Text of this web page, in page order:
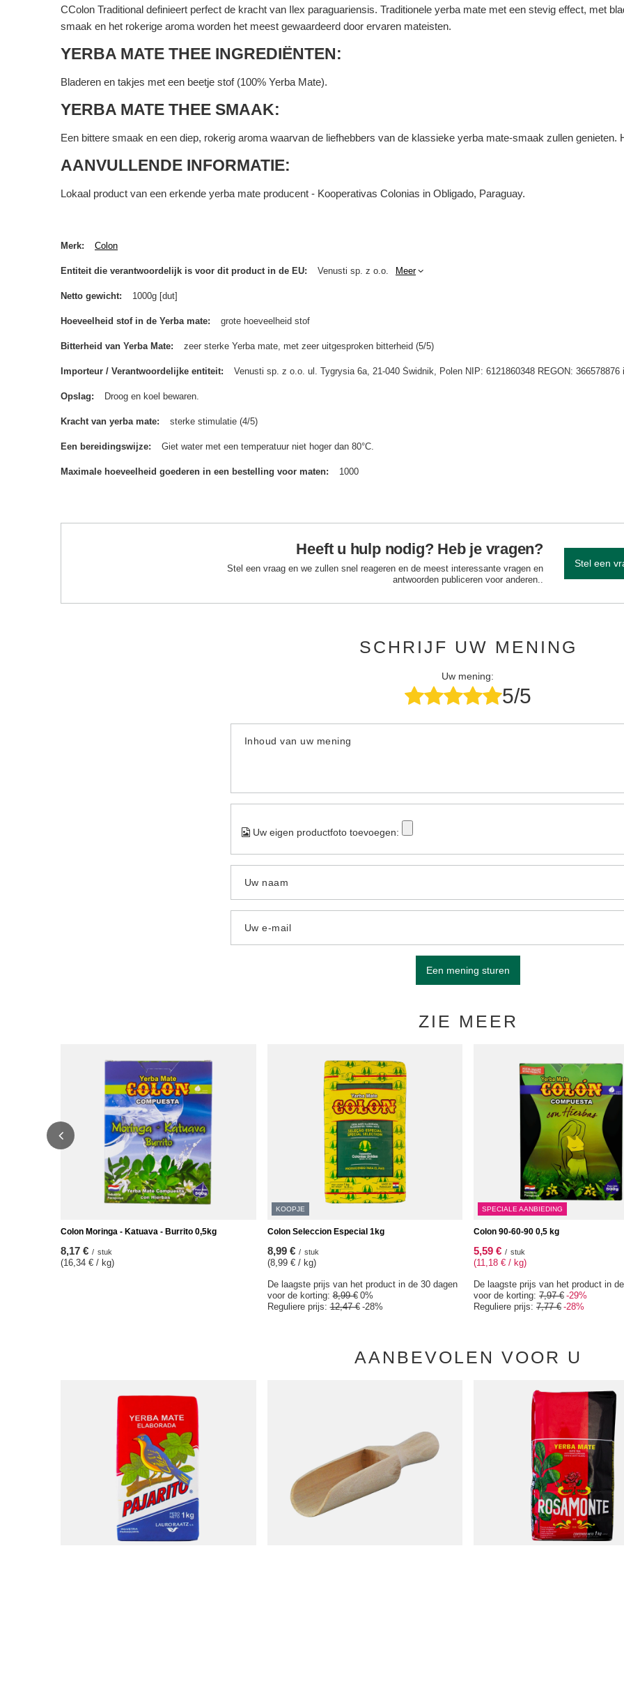
CColon Traditional definieert perfect de kracht van Ilex paraguariensis. Traditionele yerba mate met een stevig effect, met
smaak en het rokerige aroma worden het meest gewaardeerd door ervaren mateisten.
YERBA MATE THEE INGREDIËNTEN:
Bladeren en takjes met een beetje stof (100% Yerba Mate).
YERBA MATE THEE SMAAK:
Een bittere smaak en een diep, rokerig aroma waarvan de liefhebbers van de klassieke yerba mate-smaak zullen genieten.
AANVULLENDE INFORMATIE:
Lokaal product van een erkende yerba mate producent - Kooperativas Colonias in Obligado, Paraguay.
Merk Colon
Entiteit die verantwoordelijk is voor dit product in de EU Venusti sp. z o.o. Meer
Netto gewicht 1000g [dut]
Hoeveelheid stof in de Yerba mate grote hoeveelheid stof
Bitterheid van Yerba Mate zeer sterke Yerba mate, met zeer uitgesproken bitterheid (5/5)
Importeur / Verantwoordelijke entiteit Venusti sp. z o.o. ul. Tygrysia 6a, 21-040 Świdnik, Polen NIP: 6121860348 REGON: 366578876
Opslag Droog en koel bewaren.
Kracht van yerba mate sterke stimulatie (4/5)
Een bereidingswijze Giet water met een temperatuur niet hoger dan 80°C.
Maximale hoeveelheid goederen in een bestelling voor maten 1000
Heeft u hulp nodig? Heb je vragen?
Stel een vraag en we zullen snel reageren en de meest interessante vragen en
antwoorden publiceren voor anderen..
Stel een
SCHRIJF UW MENING
Uw mening:
5/5
Inhoud van uw mening
Uw eigen productfoto toevoegen:
Uw naam
Uw e-mail
Een mening sturen
ZIE MEER
Colon Moringa - Katuava - Burrito 0,5kg
8,17 € / stuk
(16,34 € / kg)
KOOPJE
Colon Seleccion Especial 1kg
8,99 € / stuk
(8,99 € / kg)
De laagste prijs van het product in de 30 dagen
voor de korting:8,99 € 0%
Reguliere prijs:12,47 € -28%
SPECIALE AANBIEDING
Colon 90-60-90 0,5 kg
5,59 € / stuk
(11,18 € / kg)
De laagste prijs van het product in
voor de korting: 7,97 € -29%
Reguliere prijs: 7,77 € -28%
AANBEVOLEN VOOR U